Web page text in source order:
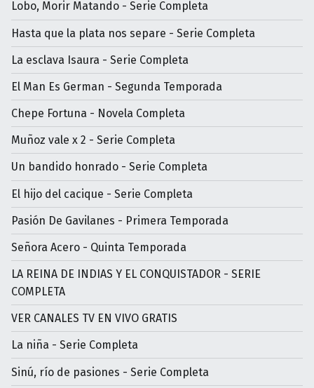
Lobo, Morir Matando - Serie Completa
Hasta que la plata nos separe - Serie Completa
La esclava Isaura - Serie Completa
El Man Es German - Segunda Temporada
Chepe Fortuna - Novela Completa
Muñoz vale x 2 - Serie Completa
Un bandido honrado - Serie Completa
El hijo del cacique - Serie Completa
Pasión De Gavilanes - Primera Temporada
Señora Acero - Quinta Temporada
LA REINA DE INDIAS Y EL CONQUISTADOR - SERIE
COMPLETA
VER CANALES TV EN VIVO GRATIS
La niña - Serie Completa
Sinú, río de pasiones - Serie Completa